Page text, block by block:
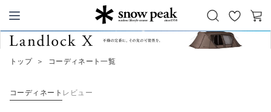
Snow Peak
お
気
カ
トップ ＞ コーディネート一覧
コーディネート レビュー